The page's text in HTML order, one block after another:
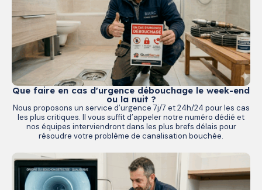
Que faire en cas d'urgence débouchage le week-end
ou la nuit ?
Nous proposons un service d’urgence 7j/7 et 24h/24 pour les cas
les plus critiques. Il vous suffit d’appeler notre numéro dédié et
nos équipes interviendront dans les plus brefs délais pour
résoudre votre problème de canalisation bouchée.